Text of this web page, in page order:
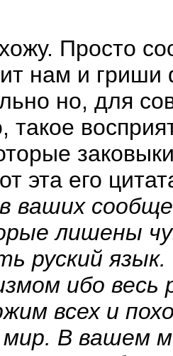
Просто
нам и
но, для
такое
эта его
ваших
лишены
руский
ибо
всех и
мир. В вашем